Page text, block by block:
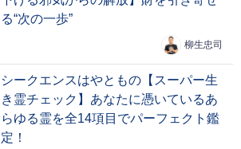
る“次の一歩”
柳生忠司
シークエンスはやともの【スーパー生
き霊チェック】あなたに憑いているあ
らゆる霊を全14項目でパーフェクト鑑
定！